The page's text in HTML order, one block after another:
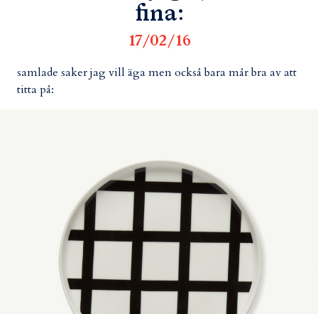
fina:
17/02/16
samlade saker jag vill äga men också bara mår bra av att
titta på: